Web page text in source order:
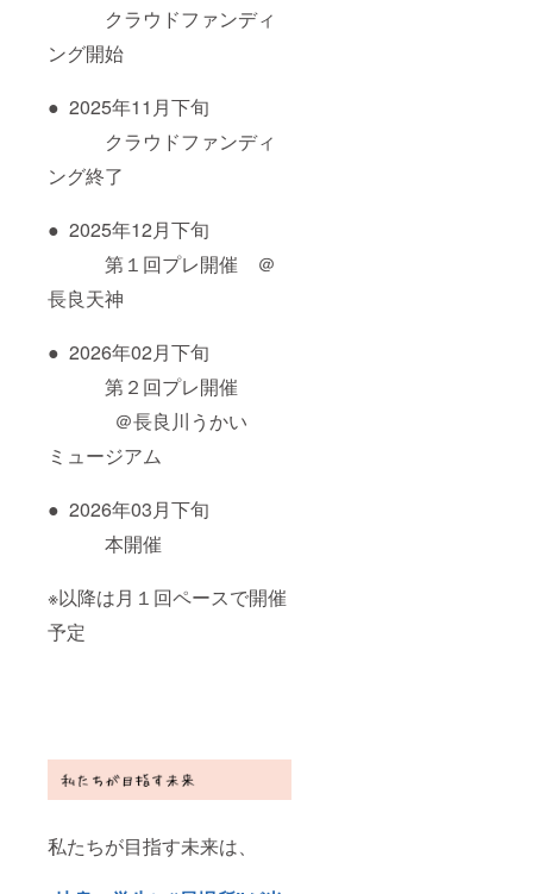
クラウドファンディ
ング開始
● 2025年11月下旬
クラウドファンディ
ング終了
● 2025年12月下旬
第１回プレ開催 ＠
長良天神
● 2026年02月下旬
第２回プレ開催
＠長良川うかい
ミュージアム
● 2026年03月下旬
本開催
※以降は月１回ペースで開催
予定
私たちが目指す未来は、